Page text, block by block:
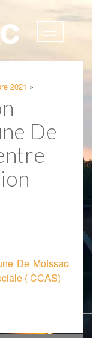
Afficher
2021 »
De
De Moissac
( CCAS)